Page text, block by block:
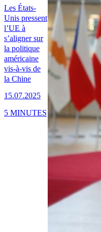
Les États-
Unis pressent
l’UE à
s’aligner sur
la politique
américaine
vis-à-vis de
la Chine
15.07.2025
5 MINUTES